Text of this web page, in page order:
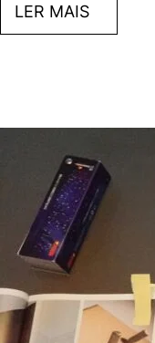
LER MAIS